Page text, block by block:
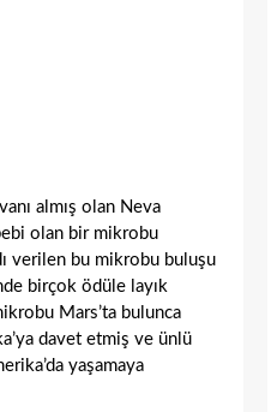
almış olan Neva
olan bir mikrobu
verilen bu mikrobu buluşu
birçok ödüle layık
Mars’ta bulunca
davet etmiş ve ünlü
yaşamaya